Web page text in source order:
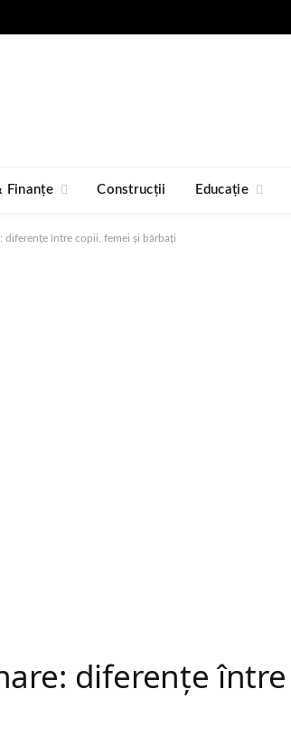
Finanțe Construcții Educație
diferențe între copii, femei și bărbați
diferențe